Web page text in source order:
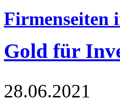
Firmenseiten
Gold für
28.06.2021